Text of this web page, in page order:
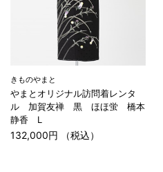
きものやまと
やまとオリジナル訪問着レンタ
ル 加賀友禅 黒 ほほ蛍 橋本
静香 L
132,000円 （税込）